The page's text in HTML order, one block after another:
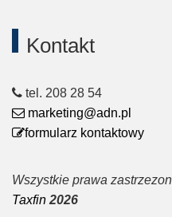
Kontakt
tel. 208 28 54
marketing@adn.pl
formularz kontaktowy
Wszystkie prawa
Taxfin 2026